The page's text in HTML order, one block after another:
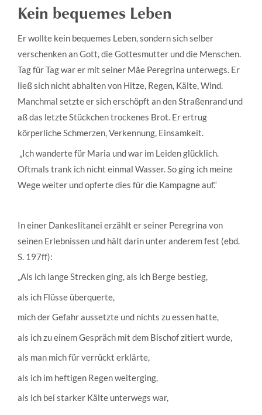
Kein bequemes Leben
Er wollte kein bequemes Leben, sondern sich selber
verschenken an Gott, die Gottesmutter und die Menschen.
Tag für Tag war er mit seiner Mãe Peregrina unterwegs. Er
ließ sich nicht abhalten von Hitze, Regen, Kälte, Wind.
Manchmal setzte er sich erschöpft an den Straßenrand und
aß das letzte Stückchen trockenes Brot. Er ertrug
körperliche Schmerzen, Verkennung, Einsamkeit.
„Ich wanderte für Maria und war im Leiden glücklich.
Oftmals trank ich nicht einmal Wasser. So ging ich meine
Wege weiter und opferte dies für die Kampagne auf.“
In einer Dankeslitanei erzählt er seiner Peregrina von
seinen Erlebnissen und hält darin unter anderem fest (ebd.
S. 197ff):
„Als ich lange Strecken ging, als ich Berge bestieg,
als ich Flüsse überquerte,
mich der Gefahr aussetzte und nichts zu essen hatte,
als ich zu einem Gespräch mit dem Bischof zitiert wurde,
als man mich für verrückt erklärte,
als ich im heftigen Regen weiterging,
als ich bei starker Kälte unterwegs war,